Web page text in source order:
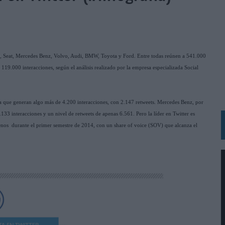
MARCAS
IA
LA INFANCIA EN SU ESTRATEGIA
ESPAÑOLES
COMERCIAL GLOBAL
GESTIÓN DE SUS RELACIONES CON LOS MEDIOS
EN SU ÚLTIMA CAMPAÑA INTERNACIONAL
MARCA A LARGO PLAZO Y LA MEDICIÓN SON DOS CARAS DE LA MISMA
Seat, Mercedes Benz, Volvo, Audi, BMW, Toyota y Ford. Entre todas reúnen a 541.000
interacciones, según el análisis realizado por la empresa especializada Social
generan algo más de 4.200 interacciones, con 2.147 retweets. Mercedes Benz, por
interacciones y un nivel de retweets de apenas 6.561. Pero la líder en Twitter es
durante el primer semestre de 2014, con un share of voice (SOV) que alcanza el